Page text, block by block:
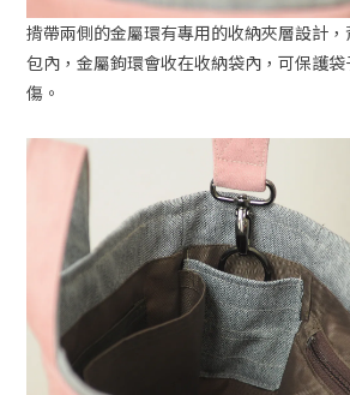
揹帶兩側的金屬環有專用的收納夾層設計
包內，金屬鉤環會收在收納袋內，可保護
傷。